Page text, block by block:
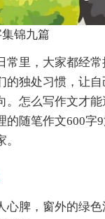
锦九篇
常里，大家都经常
的独处习惯，让自
。怎么写作文才
的随笔作文600字9
心脾，窗外的绿